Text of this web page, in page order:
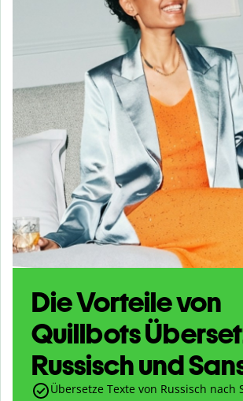
Die Vorteile von
Quillbots
Russisch und
Übersetze Texte von Russisch nach